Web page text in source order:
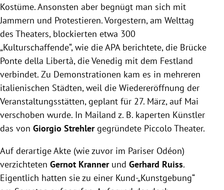
Kostüme. Ansonsten aber begnügt man sich mit
Jammern und Protestieren. Vorgestern, am Welttag
des Theaters, blockierten etwa 300
„Kulturschaffende“, wie die APA berichtete, die Brücke
Ponte della Libertà, die Venedig mit dem Festland
verbindet. Zu Demonstrationen kam es in mehreren
italienischen Städten, weil die Wiedereröffnung der
Veranstaltungsstätten, geplant für 27. März, auf Mai
verschoben wurde. In Mailand z. B. kaperten Künstler
das von Giorgio Strehlergegründete Piccolo Theater.
Auf derartige Akte (wie zuvor im Pariser Odéon)
verzichteten Gernot Krannerund Gerhard Ruiss.
Eigentlich hatten sie zu einer Kund-„Kunstgebung“